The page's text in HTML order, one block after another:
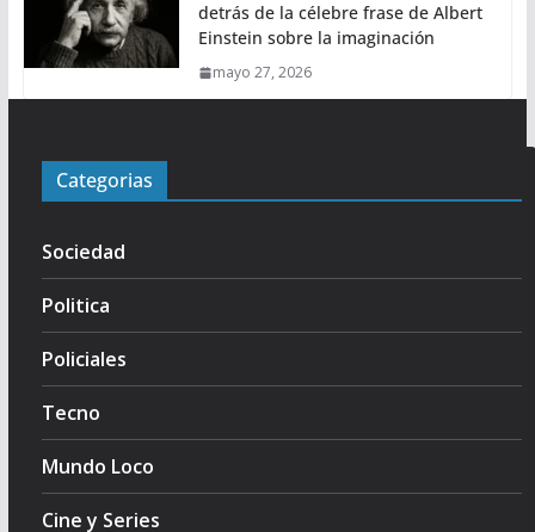
detrás de la célebre frase de Albert
Einstein sobre la imaginación
mayo 27, 2026
Categorias
Sociedad
Politica
Policiales
Tecno
Mundo Loco
Cine y Series